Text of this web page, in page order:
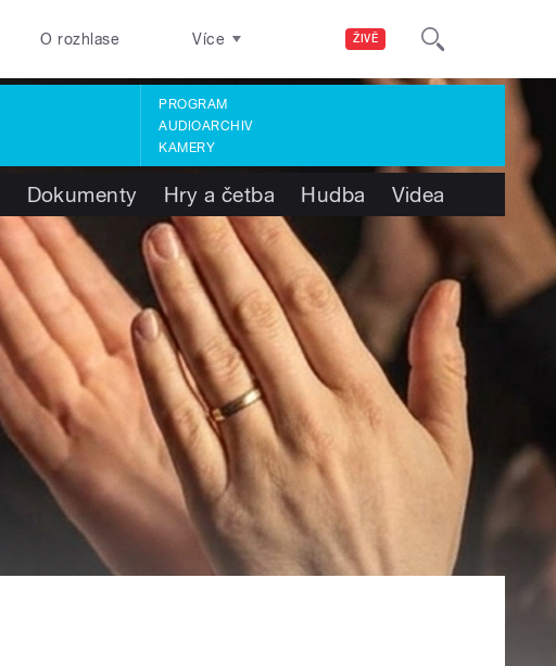
ŽIVĚ
O rozhlase Více
PROGRAM
AUDIOARCHIV
KAMERY
Dokumenty Hry a četba Hudba Videa